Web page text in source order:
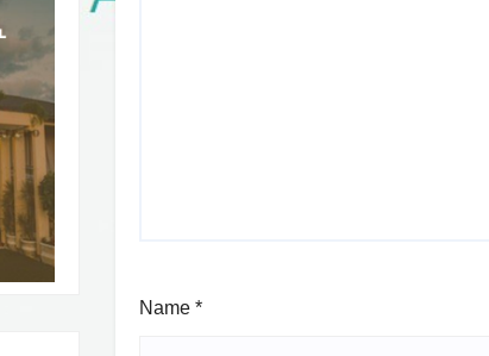
Name *